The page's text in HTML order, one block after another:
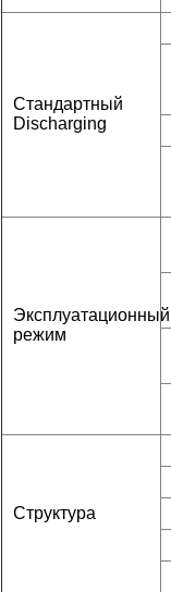
Стандартный
Discharging
Эксплуатационный
режим
Структура